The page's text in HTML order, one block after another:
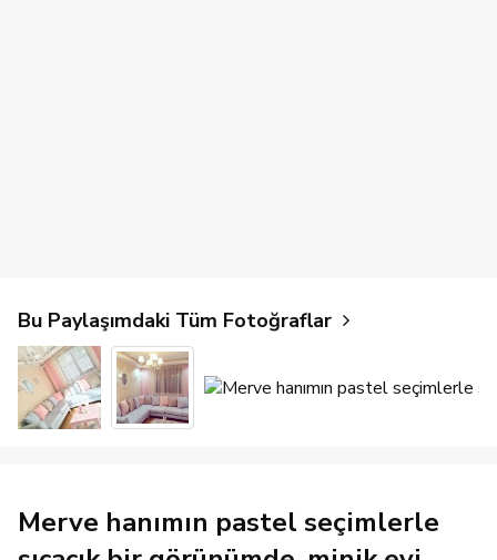
Bu Paylaşımdaki Tüm Fotoğraflar
Merve hanımın pastel seçimlerle